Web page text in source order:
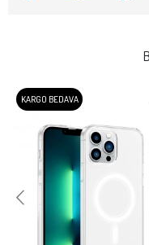
KARGO BEDAVA